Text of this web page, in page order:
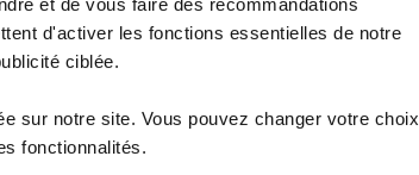
et de vous faire des recommandations
d'activer les fonctions essentielles de notre
ciblée.
sur notre site. Vous pouvez changer votre choix
fonctionnalités.